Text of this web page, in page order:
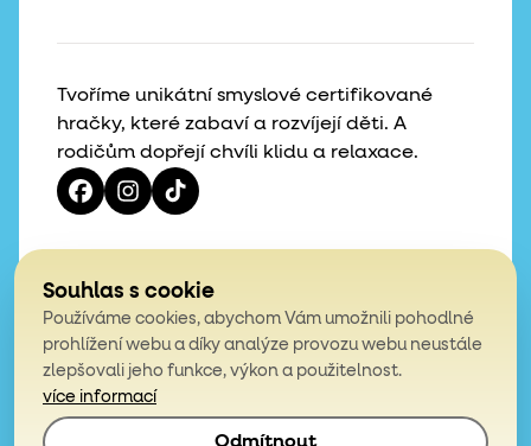
Tvoříme unikátní smyslové certifikované
hračky, které zabaví a rozvíjejí děti. A
rodičům dopřejí chvíli klidu a relaxace.
4,9
z celkem 200 hodnocení
Souhlas s cookie
Používáme cookies, abychom Vám umožnili pohodlné
prohlížení webu a díky analýze provozu webu neustále
zlepšovali jeho funkce, výkon a použitelnost.
více informací